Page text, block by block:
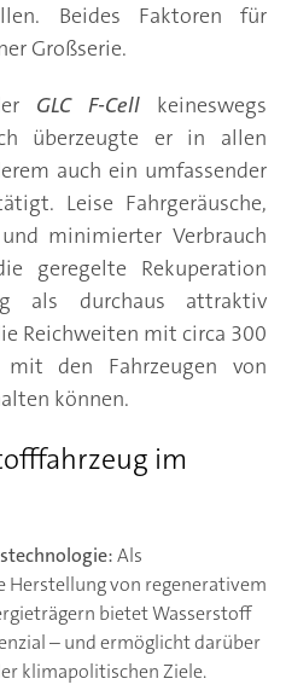
Beides Faktoren für
Großserie.
GLC F-Cell keineswegs
überzeugte er in allen
auch ein umfassender
Leise Fahrgeräusche,
minimierter Verbrauch
geregelte Rekuperation
als durchaus attraktiv
Reichweiten mit circa 300
den Fahrzeugen von
können.
im
Als
Herstellung von regenerativem
bietet Wasserstoff
– und ermöglicht darüber
klimapolitischen Ziele.